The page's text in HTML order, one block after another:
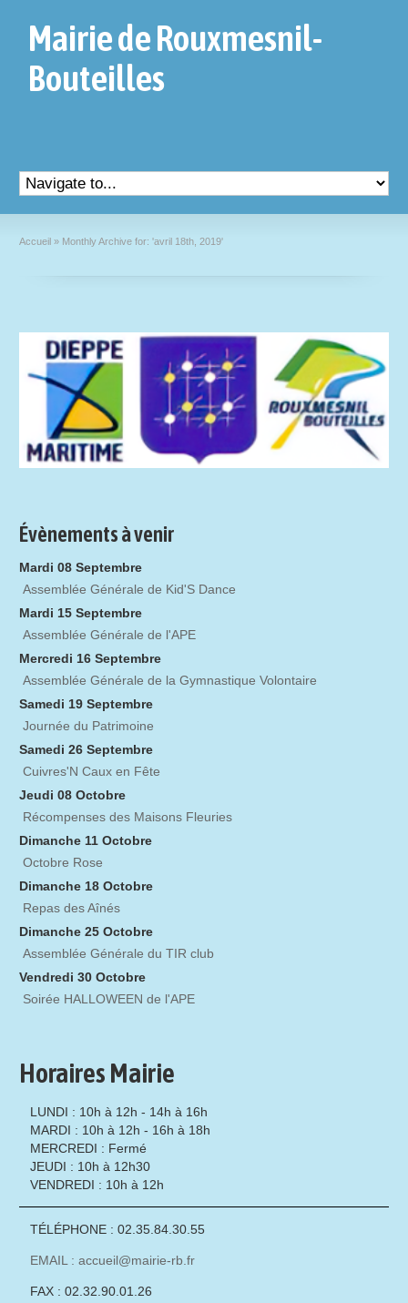
Mairie de Rouxmesnil-
Bouteilles
Accueil » Monthly Archive for: 'avril 18th, 2019'
Évènements à venir
Mardi 08 Septembre
Assemblée Générale de Kid'S Dance
Mardi 15 Septembre
Assemblée Générale de l'APE
Mercredi 16 Septembre
Assemblée Générale de la Gymnastique Volontaire
Samedi 19 Septembre
Journée du Patrimoine
Samedi 26 Septembre
Cuivres'N Caux en Fête
Jeudi 08 Octobre
Récompenses des Maisons Fleuries
Dimanche 11 Octobre
Octobre Rose
Dimanche 18 Octobre
Repas des Aînés
Dimanche 25 Octobre
Assemblée Générale du TIR club
Vendredi 30 Octobre
Soirée HALLOWEEN de l'APE
Horaires Mairie
LUNDI : 10h à 12h - 14h à 16h
MARDI : 10h à 12h - 16h à 18h
MERCREDI : Fermé
JEUDI : 10h à 12h30
VENDREDI : 10h à 12h
TÉLÉPHONE : 02.35.84.30.55
EMAIL : accueil@mairie-rb.fr
FAX : 02.32.90.01.26